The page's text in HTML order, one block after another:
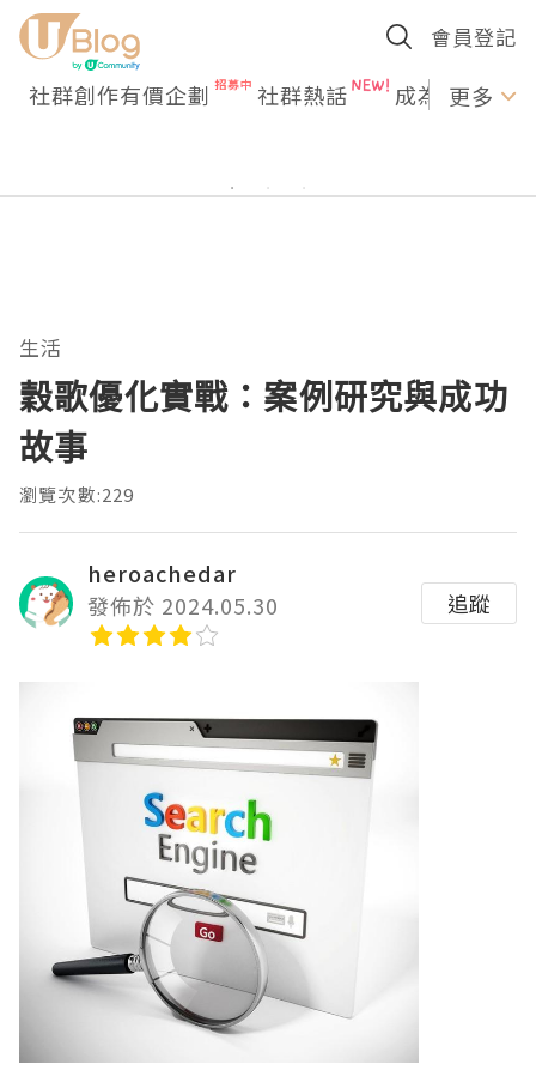
會員登記
社群創作有價企劃 社群熱話 成為U更多
生活
穀歌優化實戰：案例研究與成功
故事
瀏覽次數:229
heroachedar
發佈於 2024.05.30
追蹤